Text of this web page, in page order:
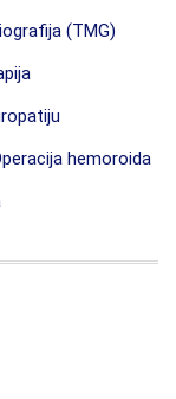
(TMG)
hemoroida